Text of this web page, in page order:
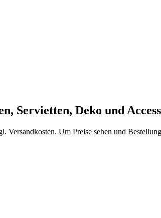
Servietten, Deko und
Um Preise sehen und